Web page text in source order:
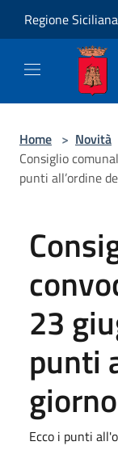
Regione Siciliana
Home > Novità
Consiglio
punti all’ordine
23
punti
giorno
Ecco i punti